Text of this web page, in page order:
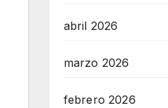
abril 2026
marzo 2026
febrero 2026